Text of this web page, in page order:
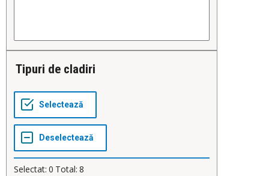
Tipuri de cladiri
Selectat: 0 Total: 8